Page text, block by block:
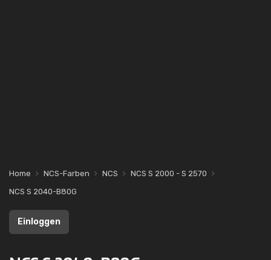
Home NCS-Farben NCS
NCS S 2000 - S 2570
NCS S 2040-B80G
Einloggen